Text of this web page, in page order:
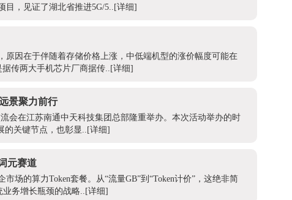
，见证了湖北省推进5G/5.. [详细]
因在于伴随着存储价格上涨，中低端机型的涨价幅度可能在
传两大手机芯片厂商据传.. [详细]
景聚力前行
会在江苏南通中天科技集团总部隆重举办。本次活动举办的时
关键节点，也彰显.. [详细]
元赛道
场的算力Token套餐。从“流量GB”到“Token计价”，这绝非简
务增长瓶颈的战略.. [详细]